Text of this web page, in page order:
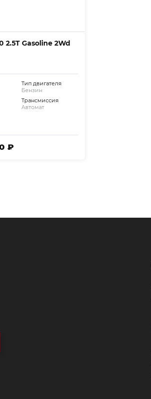
2.5T Gasoline 2Wd
Тип двигателя
Бензин
Трансмиссия
Автомат
₽